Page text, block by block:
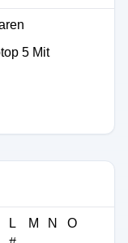
5 Mit
L M N
O